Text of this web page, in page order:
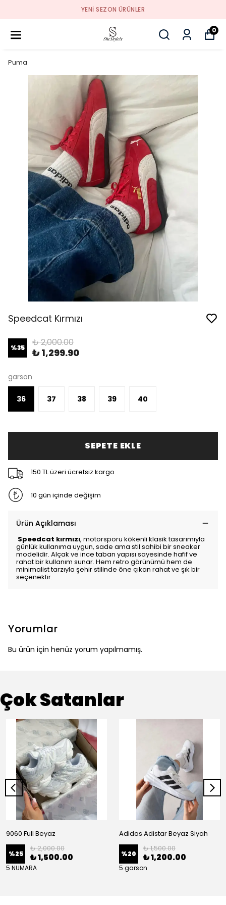
YENI SEZON ÜRÜNLER
0
Puma
Speedcat Kırmızı
%35 ₺ 2,000.00
₺ 1,299.90
garson
36 37 38 39 40
SEPETE EKLE
150 TL üzeri ücretsiz kargo
10 gün içinde değişim
Ürün Açıklaması
Speedcat kırmızı, motorsporu kökenli klasik tasarımıyla
günlük kullanıma uygun, sade ama stil sahibi bir sneaker
modelidir. Alçak ve ince taban yapısı sayesinde hafif ve
rahat bir kullanım sunar. Hem retro görünümü hem de
minimalist tarzıyla şehir stilinde öne çıkan rahat ve şık bir
seçenektir.
Yorumlar
Bu ürün için henüz yorum yapılmamış.
Çok Satanlar
9060 Full Beyaz
%25
₺ 2,000.00
₺ 1,500.00
5 NUMARA
Adidas Adistar Beyaz Siyah
%20
₺ 1,500.00
₺ 1,200.00
5 garson